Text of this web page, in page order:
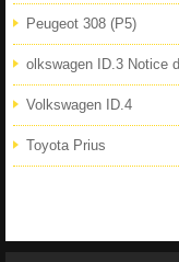
Peugeot 308 (P5)
olkswagen ID.3 Notice
Volkswagen ID.4
Toyota Prius